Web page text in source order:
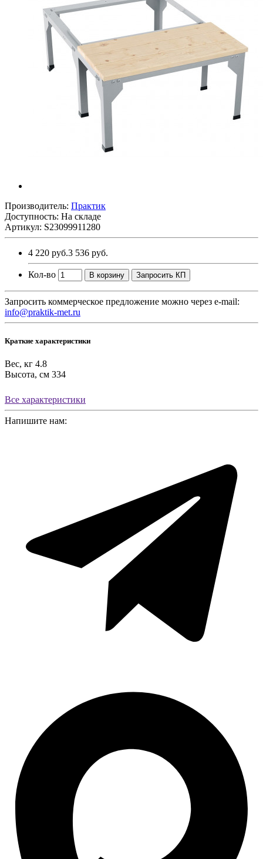
Производитель: Практик
Доступность: На складе
Артикул: S23099911280
4 220 руб.3 536 руб.
Кол-во В корзину Запросить КП
Запросить коммерческое предложение можно через e-mail:
info@praktik-met.ru
Краткие характеристики
Вес, кг 4.8
Высота, см 334
Все характеристики
Напишите нам: